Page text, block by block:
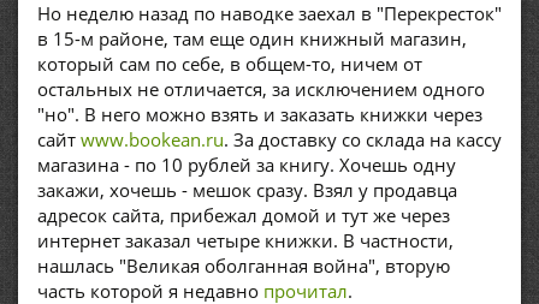
Но неделю назад по наводке заехал в "Перекресток"
в 15-м районе, там еще один книжный магазин,
который сам по себе, в общем-то, ничем от
остальных не отличается, за исключением одного
"но". В него можно взять и заказать книжки через
сайт www.bookean.ru. За доставку со склада на кассу
магазина - по 10 рублей за книгу. Хочешь одну
закажи, хочешь - мешок сразу. Взял у продавца
адресок сайта, прибежал домой и тут же через
интернет заказал четыре книжки. В частности,
нашлась "Великая оболганная война", вторую
часть которой я недавно прочитал.